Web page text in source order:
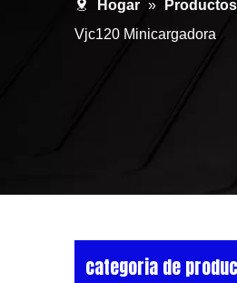
Hogar » Productos
Vjc120 Minicargadora
categoria de